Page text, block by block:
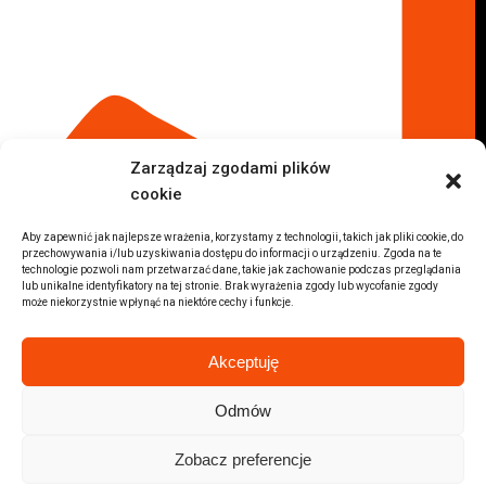
Zarządzaj zgodami plików
cookie
Aby zapewnić jak najlepsze wrażenia, korzystamy z technologii, takich jak pliki cookie, do
przechowywania i/lub uzyskiwania dostępu do informacji o urządzeniu. Zgoda na te
technologie pozwoli nam przetwarzać dane, takie jak zachowanie podczas przeglądania
lub unikalne identyfikatory na tej stronie. Brak wyrażenia zgody lub wycofanie zgody
może niekorzystnie wpłynąć na niektóre cechy i funkcje.
Akceptuję
Odmów
Zobacz preferencje
Komis samochodowy Lublin
Komis samochodowy Sochaczew
Inne Lokalizacje
Auta z USA Rzeszów
Auta z USA Białystok
Auta z USA Kraków
Marki samochodów
Sprzedam BMW
Wszystkie marki samochodów